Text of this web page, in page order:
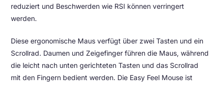
reduziert und Beschwerden wie RSI können verringert
werden.
Diese ergonomische Maus verfügt über zwei Tasten und ein
Scrollrad. Daumen und Zeigefinger führen die Maus, während
die leicht nach unten gerichteten Tasten und das Scrollrad
mit den Fingern bedient werden. Die Easy Feel Mouse ist